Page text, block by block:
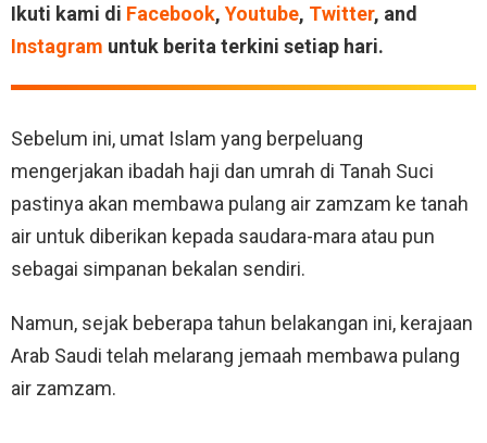
Ikuti kami di Facebook, Youtube, Twitter, and
Instagram untuk berita terkini setiap hari.
Sebelum ini, umat Islam yang berpeluang
mengerjakan ibadah haji dan umrah di Tanah Suci
pastinya akan membawa pulang air zamzam ke tanah
air untuk diberikan kepada saudara-mara atau pun
sebagai simpanan bekalan sendiri.
Namun, sejak beberapa tahun belakangan ini, kerajaan
Arab Saudi telah melarang jemaah membawa pulang
air zamzam.